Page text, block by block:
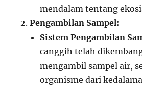
mendalam tentang
Pengambilan Sampel:
Sistem Pengambilan
canggih telah
mengambil sampel air,
organisme dari